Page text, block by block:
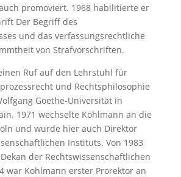
promoviert. 1968 habilitierte er
Der Begriff des
und das verfassungsrechtliche
von Strafvorschriften.
Ruf auf den Lehrstuhl für
und Rechtsphilosophie
Goethe-Universität in
1971 wechselte Kohlmann an die
und wurde hier auch Direktor
Instituts. Von 1983
der Rechtswissenschaftlichen
war Kohlmann erster Prorektor an